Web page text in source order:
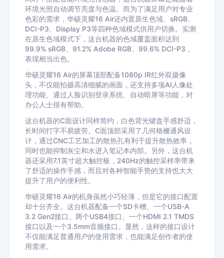
环境光照自动调节亮度与色温。而为了满足用户对专业
色彩的需求，华硕灵耀16 Air还内置原生色域、sRGB、
DCI-P3、Display P3等四种色域模式供用户切换。实测
在原生色域模式下，这台机器的色域覆盖面积达到
99.9% sRGB、91.2% Adobe RGB、99.6% DCI-P3，
表现相当出色。
华硕灵耀16 Air的屏幕顶部配备1080p IR红外双摄像
头，不仅能拍摄高清细腻的画面，还支持多项AI人像处
理功能、通过人脸识别登录系统、自动暗屏等功能，对
办公人士很有帮助。
这台机器的C面设计同样简约，白色背光键盘手感舒适，
长时间打字不易疲劳。C面顶部采用了几何格栅通风设
计，通过CNC工艺加工的散热孔有利于提升散热效率，
同时也能抑制灰尘和水进入笔记本内部。另外，这台机
器还采用7.1英寸超大触控板，240Hz的触控采样率带来
了舒适的操作手感，而且对各种智能手势的支持也大大
提升了用户的便利性。
华硕灵耀16 Air的机身虽然小巧轻薄，但是它的接口配置
却十分齐全。这台机器配备一个SD卡槽、一个USB-A
3.2 Gen2接口、两个USB4接口、一个HDMI 2.1 TMDS
接口以及一个3.5mm音频接口。显然，这样的接口设计
不仅能满足普通用户的使用需求，也能满足创作者的使
用需求。